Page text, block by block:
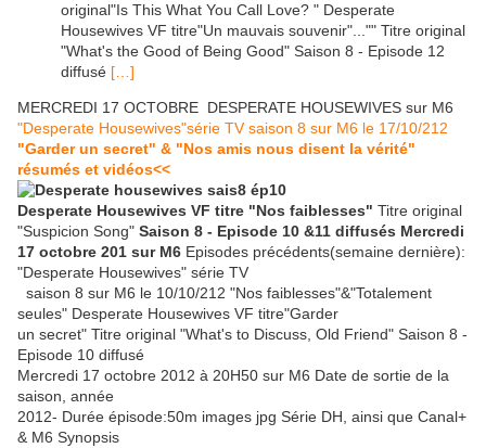
original"Is This What You Call Love? " Desperate
Housewives VF titre"Un mauvais souvenir"..."" Titre original
"What's the Good of Being Good" Saison 8 - Episode 12
diffusé […]
MERCREDI 17 OCTOBRE DESPERATE HOUSEWIVES sur M6
"Desperate Housewives"série TV saison 8 sur M6 le 17/10/212
"Garder un secret" & "Nos amis nous disent la vérité"
résumés et vidéos<<
Desperate Housewives VF titre "Nos faiblesses" Titre original
"Suspicion Song" Saison 8 - Episode 10 &11 diffusés Mercredi
17 octobre 201 sur M6 Episodes précédents(semaine dernière):
"Desperate Housewives" série TV
saison 8 sur M6 le 10/10/212 "Nos faiblesses"&"Totalement
seules" Desperate Housewives VF titre"Garder
un secret" Titre original "What's to Discuss, Old Friend" Saison 8 -
Episode 10 diffusé
Mercredi 17 octobre 2012 à 20H50 sur M6 Date de sortie de la
saison, année
2012- Durée épisode:50m images jpg Série DH, ainsi que Canal+
& M6 Synopsis